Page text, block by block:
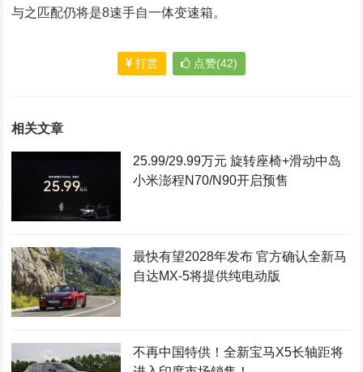
与之匹配仍将是8速手自一体变速箱。
打赏 点赞(42)
相关文章
25.99/29.99万元 旋转座椅+滑动中岛
小米澎程N70/N90开启预售
最快有望2028年发布 官方确认全新马
自达MX-5将提供纯电动版
不再中国特供！全新宝马X5长轴距将